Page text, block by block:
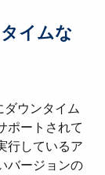
イムな
ウンタイム
ポートされて
行しているア
バージョンの